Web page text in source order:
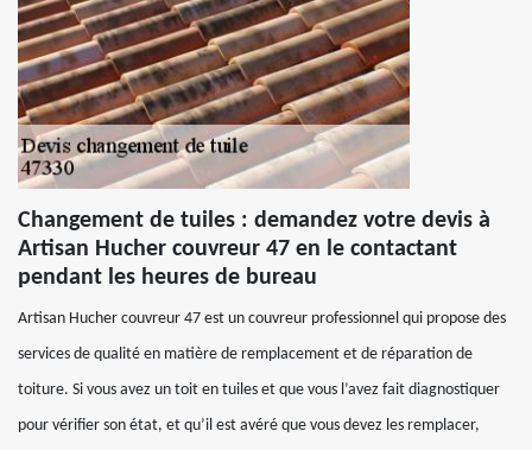
Changement de tuiles : demandez votre devis à
Artisan Hucher couvreur 47 en le contactant
pendant les heures de bureau
Artisan Hucher couvreur 47 est un couvreur professionnel qui propose des
services de qualité en matière de remplacement et de réparation de
toiture. Si vous avez un toit en tuiles et que vous l’avez fait diagnostiquer
pour vérifier son état, et qu’il est avéré que vous devez les remplacer,